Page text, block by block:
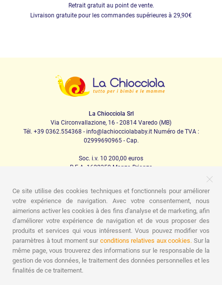
Retrait gratuit au point de vente.
Livraison gratuite pour les commandes supérieures à 29,90€
La Chiocciola Srl
Via Circonvallazione, 16 - 20814 Varedo (MB)
Tél. +39 0362.554368 - info@lachiocciolababy.it Numéro de TVA :
02999690965 - Cap.
Soc. i.v. 10 200,00 euros
R.E.A. 1622350 Monza Brianza
PRODOTTI
Marche
Sièges d'auto La maison Repas
Berceuse
Hygiène
Maman et bébé Vêtements Jeu
Carte-
cadeau
Kit de kit pour bébé Idées cadeaux
Chambres
d'enfants
Promotions Marchi
Ce site utilise des cookies techniques et fonctionnels pour améliorer
votre expérience de navigation. Avec votre consentement, nous
aimerions activer les cookies à des fins d'analyse et de marketing, afin
d'améliorer votre expérience de navigation et de vous proposer des
produits et services qui vous intéressent. Vous pouvez modifier vos
paramètres à tout moment sur conditions relatives aux cookies. Sur la
même page, vous trouverez des informations sur le responsable de la
gestion de vos données, le traitement des données personnelles et les
finalités de ce traitement.